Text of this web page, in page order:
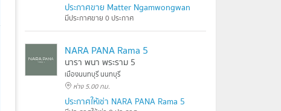
ประกาศขาย Matter Ngamwongwan
มีประกาศขาย 0 ประกาศ
NARA PANA Rama 5
นารา พนา พระราม 5
เมืองนนทบุรี นนทบุรี
ห่าง 5.00 กม.
ประกาศให้เช่า NARA PANA Rama 5